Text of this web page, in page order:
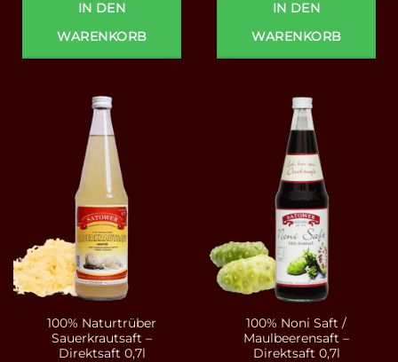
IN DEN
WARENKORB
IN DEN
WARENKORB
100% Naturtrüber
Sauerkrautsaft –
Direktsaft 0,7l
100% Noni Saft /
Maulbeerensaft –
Direktsaft 0,7l